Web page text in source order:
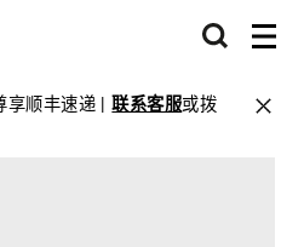
享顺丰速递 |联系客服或拨